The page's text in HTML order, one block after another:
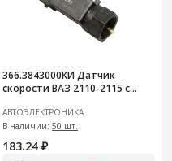
366.3843000КИ Датчик
скорости ВАЗ 2110-2115 с
АВТОЭЛЕКТРОНИКА
В наличии: 50 шт.
183.24 ₽